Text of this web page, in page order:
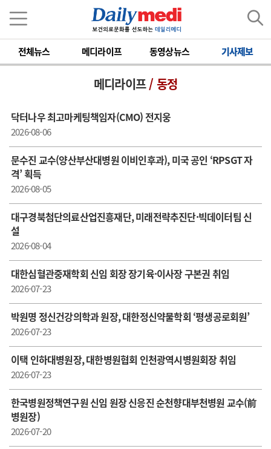
전체뉴스 메디라이프 동영상뉴스 기사제보
메디라이프/ 동정
닥터나우 최고마케팅책임자(CMO) 전지웅
2026-08-06
문수진 교수( 양산부산대병원 이비인후과), 미국 공인 ‘RPSGT 자
격’ 획득
2026-08-05
대구경북첨단의료산업진흥재단, 미래전략추진단·빅데이터팀 신
설
2026-08-04
대한심혈관중재학회 신임 회장 장기육·이사장 구본권 취임
2026-07-23
박원명 정신건강의학과 원장, 대한정신약물학회 ‘평생공로회원’
2026-07-23
이택 인하대병원장, 대한병원협회 인천광역시병원회장 취임
2026-07-23
한국병원정책연구원 신임 원장 신응진 순천향대부천병원 교수(前
병원장)
2026-07-20